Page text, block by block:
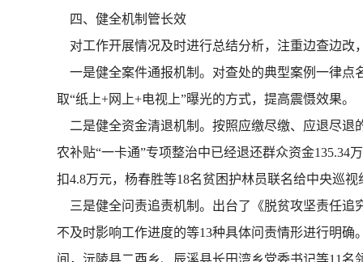
四、健全机制管长效
对工作开展情况及时进行总结分析，注重边查边改
一是健全案件通报机制。对查处的典型案例一律点
取“纸上+网上+电视上”曝光的方式，提高震慑效果。
二是健全资金清退机制。按照应缴尽缴、应退尽退
农补贴“一卡通”专项整治中已经退还群众资金135.34
扣4.8万元，杨春胜等18名贫困护林员联名给中央巡
三是健全问责追责机制。出台了《脱贫攻坚责任追
不及时影响工作进度的等13种具体问责情形进行明
间，沅陵县二酉乡、辰溪县长田湾乡党委书记等11